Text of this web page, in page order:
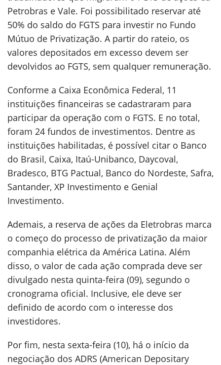
Petrobras e Vale. Foi possibilitado reservar até
50% do saldo do FGTS para investir no Fundo
Mútuo de Privatização. A partir do rateio, os
valores depositados em excesso devem ser
devolvidos ao FGTS, sem qualquer remuneração.
Conforme a Caixa Econômica Federal, 11
instituições financeiras se cadastraram para
participar da operação com o FGTS. E no total,
foram 24 fundos de investimentos. Dentre as
instituições habilitadas, é possível citar o Banco
do Brasil, Caixa, Itaú-Unibanco, Daycoval,
Bradesco, BTG Pactual, Banco do Nordeste, Safra,
Santander, XP Investimento e Genial
Investimento.
Ademais, a reserva de ações da Eletrobras marca
o começo do processo de privatização da maior
companhia elétrica da América Latina. ​Além
disso, o valor de cada ação comprada deve ser
divulgado nesta quinta-feira (09), segundo o
cronograma oficial. Inclusive, ele deve ser
definido de acordo com o interesse dos
investidores.
Por fim, nesta sexta-feira (10), há o início da
negociação dos ADRS (American Depositary